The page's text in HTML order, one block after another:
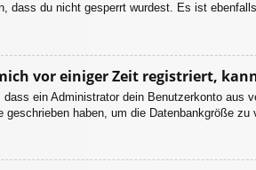
dass du nicht gesperrt wurdest. Es ist
vor einiger Zeit registriert,
dass ein Administrator dein Benutzerkonto aus
geschrieben haben, um die Datenbankgröße